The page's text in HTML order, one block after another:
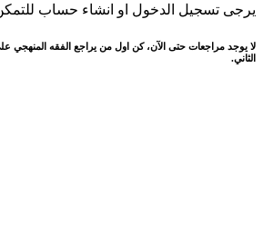
يرجى تسجيل الدخول او انشاء حساب
لا يوجد مراجعات حتى الآن، كن اول من يراجع الفقه المنهجي
الثاني.